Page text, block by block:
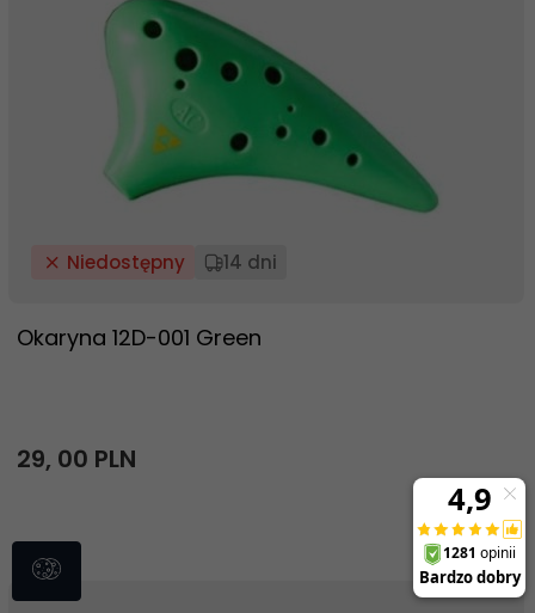
Niedostępny 14 dni
Okaryna 12D-001 Green
29, 00 PLN